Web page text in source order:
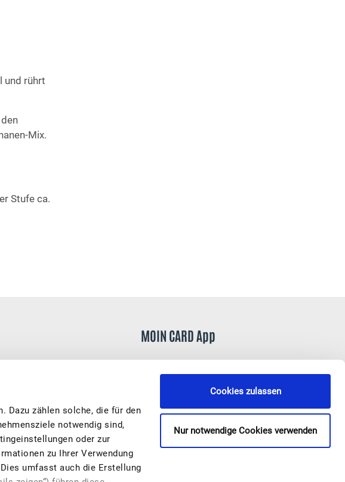
Dazu zählen solche, die für den
notwendig sind,
oder zur
zu Ihrer Verwendung
umfasst auch die Erstellung
Cookies zulassen
Nur notwendige Cookies verwenden
und rührt
Mix.
Stufe ca.
werben
MOIN CARD App